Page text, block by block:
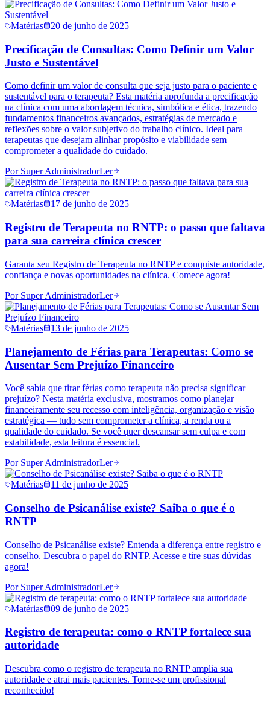
Matérias 20 de junho de 2025
Precificação de Consultas: Como Definir um Valor
Justo e Sustentável
Como definir um valor de consulta que seja justo para o paciente e
sustentável para o terapeuta? Esta matéria aprofunda a precificação
na clínica com uma abordagem técnica, simbólica e ética, trazendo
fundamentos financeiros avançados, estratégias de mercado e
reflexões sobre o valor subjetivo do trabalho clínico. Ideal para
terapeutas que desejam alinhar propósito e viabilidade sem
comprometer a qualidade do cuidado.
Por Super AdministradorLer
Matérias 17 de junho de 2025
Registro de Terapeuta no RNTP: o passo que faltava
para sua carreira clínica crescer
Garanta seu Registro de Terapeuta no RNTP e conquiste autoridade,
confiança e novas oportunidades na clínica. Comece agora!
Por Super AdministradorLer
Matérias 13 de junho de 2025
Planejamento de Férias para Terapeutas: Como se
Ausentar Sem Prejuízo Financeiro
Você sabia que tirar férias como terapeuta não precisa significar
prejuízo? Nesta matéria exclusiva, mostramos como planejar
financeiramente seu recesso com inteligência, organização e visão
estratégica — tudo sem comprometer a clínica, a renda ou a
qualidade do cuidado. Se você quer descansar sem culpa e com
estabilidade, esta leitura é essencial.
Por Super AdministradorLer
Matérias 11 de junho de 2025
Conselho de Psicanálise existe? Saiba o que é o
RNTP
Conselho de Psicanálise existe? Entenda a diferença entre registro e
conselho. Descubra o papel do RNTP. Acesse e tire suas dúvidas
agora!
Por Super AdministradorLer
Matérias 09 de junho de 2025
Registro de terapeuta: como o RNTP fortalece sua
autoridade
Descubra como o registro de terapeuta no RNTP amplia sua
autoridade e atrai mais pacientes. Torne-se um profissional
reconhecido!